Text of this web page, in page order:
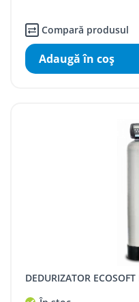
Compară produsul
Adaugă în coş
DEDURIZATOR